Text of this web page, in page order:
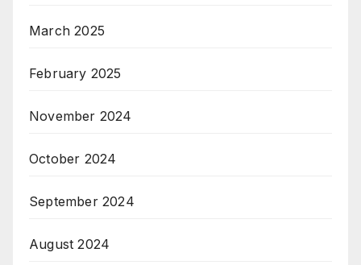
March 2025
February 2025
November 2024
October 2024
September 2024
August 2024